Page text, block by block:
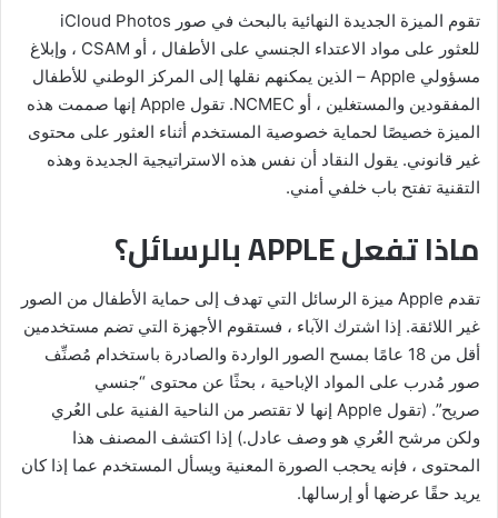
تقوم الميزة الجديدة النهائية بالبحث في صور iCloud Photos
للعثور على مواد الاعتداء الجنسي على الأطفال ، أو CSAM ، وإبلاغ
مسؤولي Apple – الذين يمكنهم نقلها إلى المركز الوطني للأطفال
المفقودين والمستغلين ، أو NCMEC. تقول Apple إنها صممت هذه
الميزة خصيصًا لحماية خصوصية المستخدم أثناء العثور على محتوى
غير قانوني. يقول النقاد أن نفس هذه الاستراتيجية الجديدة وهذه
التقنية تفتح باب خلفي أمني.
ماذا تفعل APPLE بالرسائل؟
تقدم Apple ميزة الرسائل التي تهدف إلى حماية الأطفال من الصور
غير اللائقة. إذا اشترك الآباء ، فستقوم الأجهزة التي تضم مستخدمين
أقل من 18 عامًا بمسح الصور الواردة والصادرة باستخدام مُصنِّف
صور مُدرب على المواد الإباحية ، بحثًا عن محتوى “جنسي
صريح”. (تقول Apple إنها لا تقتصر من الناحية الفنية على العُري
ولكن مرشح العُري هو وصف عادل.) إذا اكتشف المصنف هذا
المحتوى ، فإنه يحجب الصورة المعنية ويسأل المستخدم عما إذا كان
يريد حقًا عرضها أو إرسالها.